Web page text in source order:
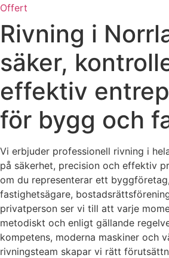
Offert
Rivning i
säker,
effektiv
för bygg och
Vi erbjuder professionell rivning i
på säkerhet, precision och effektiv
om du representerar ett
fastighetsägare,
privatperson ser vi till att varje
metodiskt och enligt gällande
kompetens, moderna maskiner och
rivningsteam skapar vi rätt